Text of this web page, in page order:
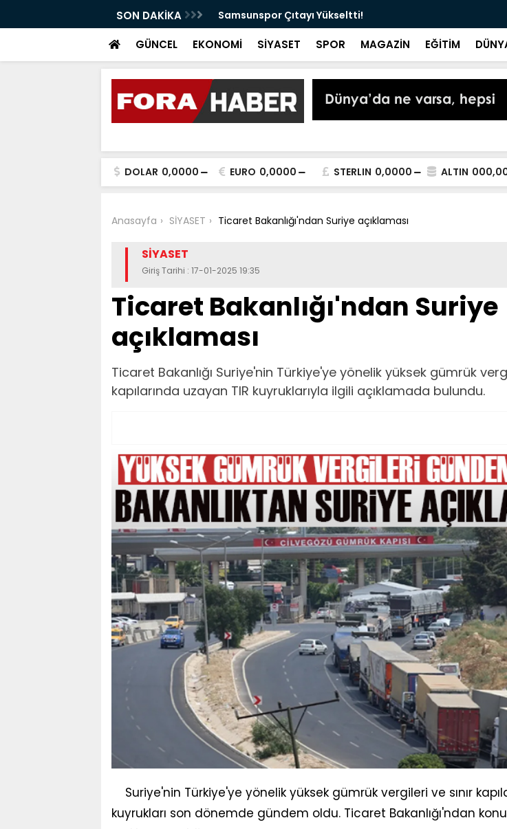
SON DAKİKA
Bir Tekkeköy İçin Çalışıyoruz" Samsunspor Çıtayı Yükseltti!
GÜNCEL EKONOMİ SİYASET SPOR MAGAZİN EĞİTİM
DOLAR 0,0000 EURO 0,0000 STERLIN 0,0000 ALTIN
Anasayfa SİYASET Ticaret Bakanlığı'ndan Suriye açıklaması
SİYASET
Giriş Tarihi : 17-01-2025 19:35
Ticaret Bakanlığı'ndan Suriye
açıklaması
Ticaret Bakanlığı Suriye'nin Türkiye'ye yönelik yüksek gümrük
kapılarında uzayan TIR kuyruklarıyla ilgili açıklamada bulundu.
Suriye'nin Türkiye'ye yönelik yüksek gümrük vergileri ve sınır
kuyrukları son dönemde gündem oldu. Ticaret Bakanlığı'ndan